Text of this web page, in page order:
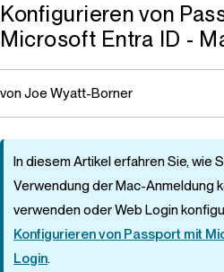
Konfigurieren von
Microsoft Entra ID -
von Joe Wyatt-Borner
In diesem Artikel erfahren Sie, wie
Verwendung der Mac-Anmeldung
verwenden oder Web Login
Konfigurieren von Passport mit
Login.